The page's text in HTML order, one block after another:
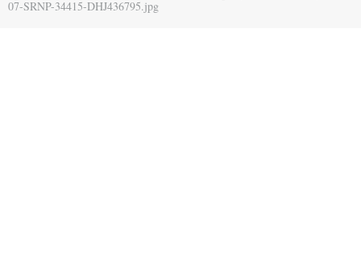
07-SRNP-34415-DHJ436795.jpg